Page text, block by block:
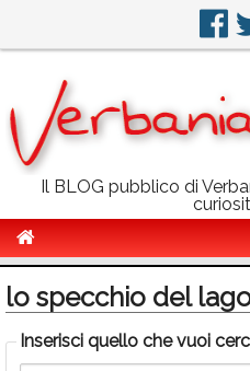
Il BLOG pubblico di
Politica
Sport
lo specchio del
Inserisci quello che vuoi